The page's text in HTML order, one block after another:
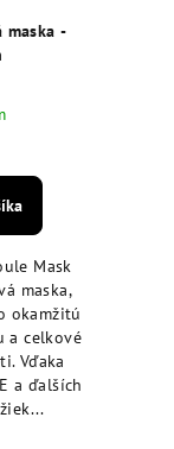
-
Mask
maska,
okamžitú
a celkové
Vďaka
a ďalších